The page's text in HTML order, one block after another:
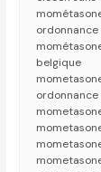
ordonnance
belgique